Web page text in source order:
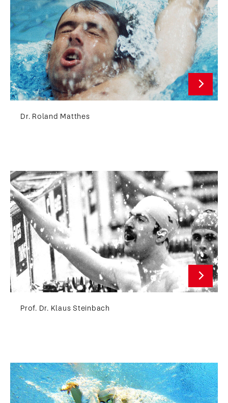
Dr. Roland Matthes
Prof. Dr. Klaus Steinbach